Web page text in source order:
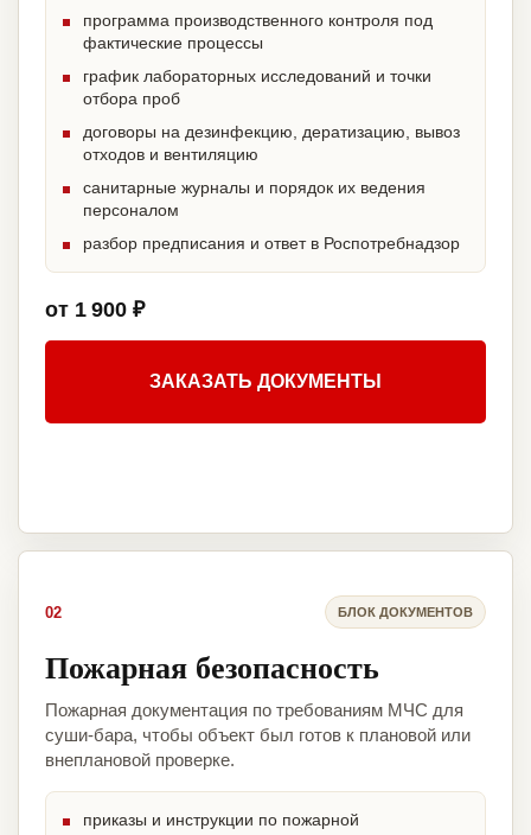
программа производственного контроля под
фактические процессы
график лабораторных исследований и точки
отбора проб
договоры на дезинфекцию, дератизацию, вывоз
отходов и вентиляцию
санитарные журналы и порядок их ведения
персоналом
разбор предписания и ответ в Роспотребнадзор
от 1 900 ₽
ЗАКАЗАТЬ ДОКУМЕНТЫ
02 БЛОК ДОКУМЕНТОВ
Пожарная безопасность
Пожарная документация по требованиям МЧС для
суши-бара, чтобы объект был готов к плановой или
внеплановой проверке.
приказы и инструкции по пожарной